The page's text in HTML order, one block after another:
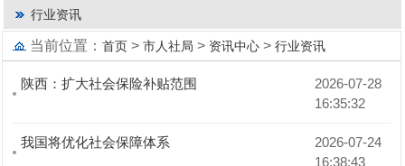
行业资讯
当前位置：首页 >市人社局 > 资讯中心 >行业资讯
陕西：扩大社会保险补贴范围
2026-07-28
16:35:32
我国将优化社会保障体系
2026-07-24
16:38:43